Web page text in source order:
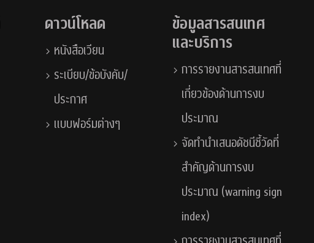
ดาวน์โหลด
หนังสือเวียน
ระเบียบ/ข้อบังคับ/
ประกาศ
แบบฟอร์มต่างๆ
ข้อมูลสารสนเทศ
และบริการ
การรายงานสารสนเทศที่
เกี่ยวข้องด้านการงบ
ประมาณ
จัดทำนำเสนอดัชนีชี้วัดที่
สำคัญด้านการงบ
ประมาณ (warning sign
index)